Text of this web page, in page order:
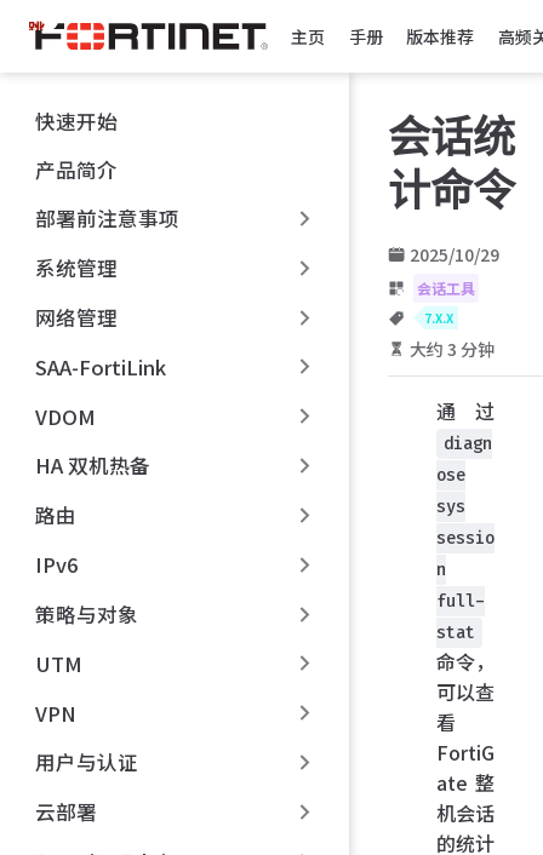
跳
至
主
內
容
主页 手册 版本推荐 高频
快速开始
产品简介
部署前注意事项
系统管理
网络管理
SAA-FortiLink
VDOM
HA 双机热备
路由
IPv6
策略与对象
UTM
VPN
用户与认证
云部署
会话统
计命令
2025/10/29
会话工具
7.X.X
大约 3 分钟
通过
diagn
ose
sys
sessio
n
full-
stat
命令，
可以查
看
FortiG
ate 整
机会话
的统计